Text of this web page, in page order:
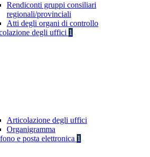
Rendiconti gruppi consiliari
regionali/provinciali
Atti degli organi di controllo
degli uffici 1
Articolazione degli uffici
Organigramma
e posta elettronica 1